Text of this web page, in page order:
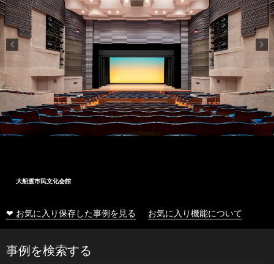
大船渡市民文化会館
❤ お気に入り保存した事例を見る お気に入り機能について
事例を検索する